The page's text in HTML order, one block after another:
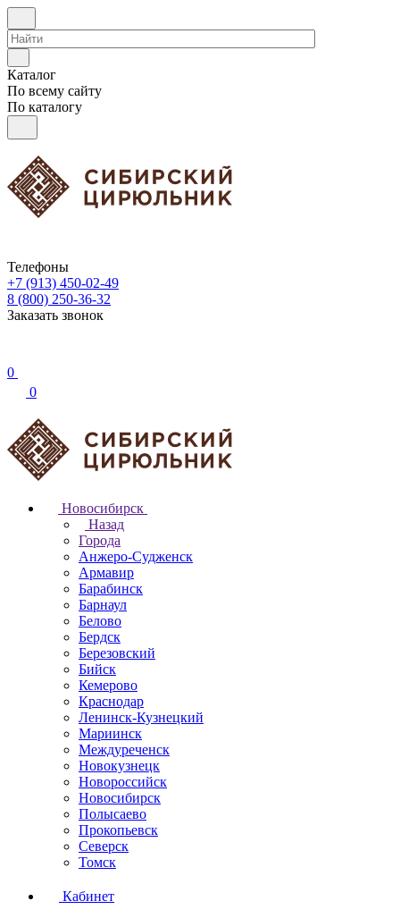
Каталог
По всему сайту
По каталогу
Телефоны
+7 (913) 450-02-49
8 (800) 250-36-32
Заказать звонок
0
0
Новосибирск
Назад
Города
Анжеро-Судженск
Армавир
Барабинск
Барнаул
Белово
Бердск
Березовский
Бийск
Кемерово
Краснодар
Ленинск-Кузнецкий
Мариинск
Междуреченск
Новокузнецк
Новороссийск
Новосибирск
Полысаево
Прокопьевск
Северск
Томск
Кабинет